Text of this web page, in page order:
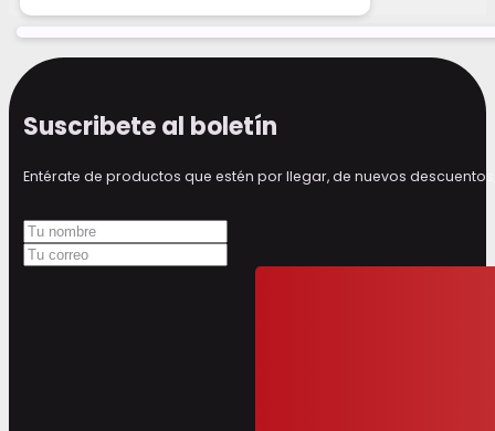
Suscribete al boletín
Entérate de productos que estén por llegar, de nuevos